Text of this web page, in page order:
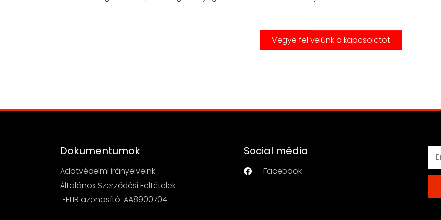
Vegye fel velünk a kapcsolatot
Dokumentumok
Adatvédelmi irányelveink
Általános Szerződési Feltételek
FELIR azonosító: AA8900704
Social média
Facebook